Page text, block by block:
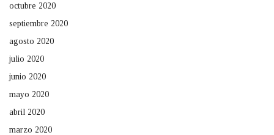
octubre 2020
septiembre 2020
agosto 2020
julio 2020
junio 2020
mayo 2020
abril 2020
marzo 2020